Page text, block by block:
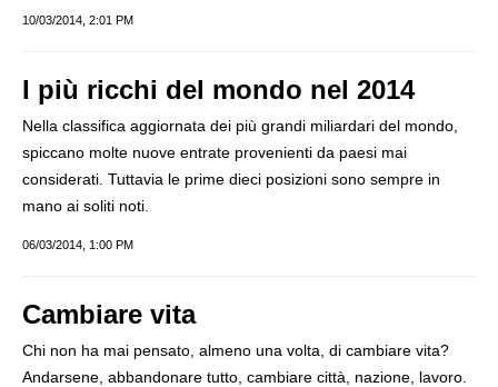
10/03/2014, 2:01 PM
I più ricchi del mondo nel 2014
Nella classifica aggiornata dei più grandi miliardari del mondo,
spiccano molte nuove entrate provenienti da paesi mai
considerati. Tuttavia le prime dieci posizioni sono sempre in
mano ai soliti noti.
06/03/2014, 1:00 PM
Cambiare vita
Chi non ha mai pensato, almeno una volta, di cambiare vita?
Andarsene, abbandonare tutto, cambiare città, nazione, lavoro.